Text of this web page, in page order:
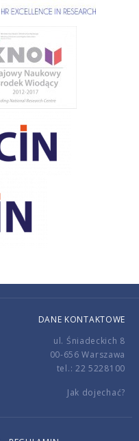
DANE KONTAKTOWE
ul. Śniadeckich 8
00-656 Warszawa
tel.: 22 5228100
Jak dojechać?